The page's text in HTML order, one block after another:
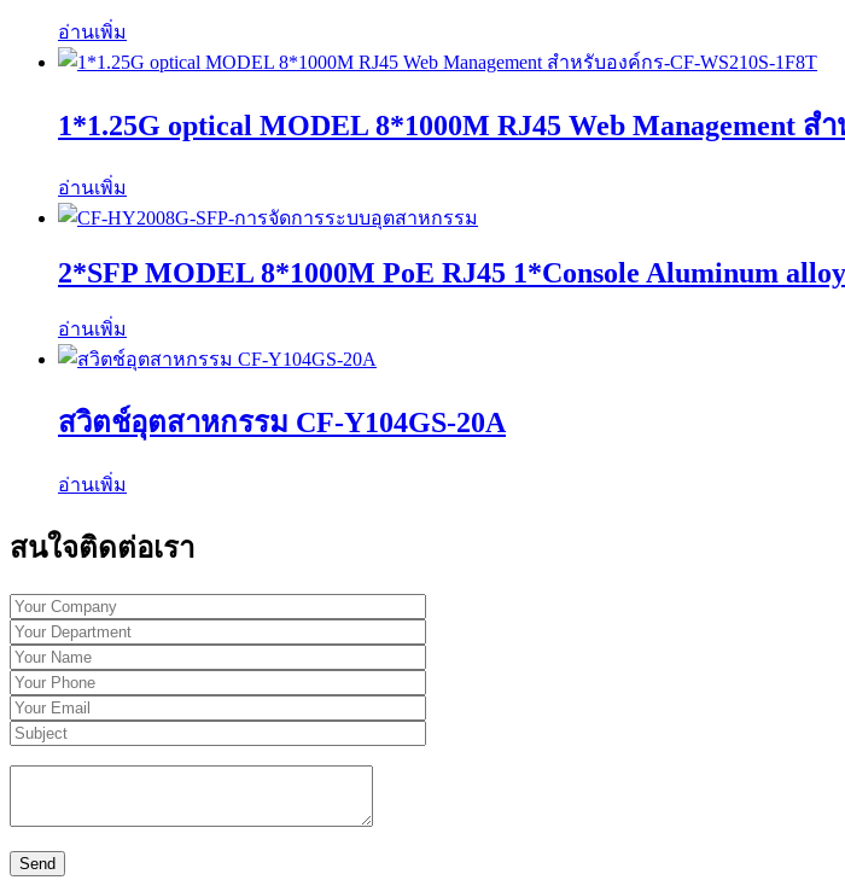
อ่านเพิ่ม
1*1.25G optical MODEL 8*1000M RJ45 Web Management ส
อ่านเพิ่ม
2*SFP MODEL 8*1000M PoE RJ45 1*Console Aluminum
อ่านเพิ่ม
สวิตช์อุตสาหกรรม CF-Y104GS-20A
อ่านเพิ่ม
สนใจติดต่อเรา